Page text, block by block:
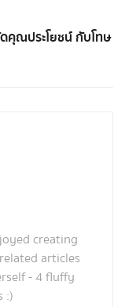
คุณประโยชน์ กับโทษ
creating
articles
- 4 fluffy
:)